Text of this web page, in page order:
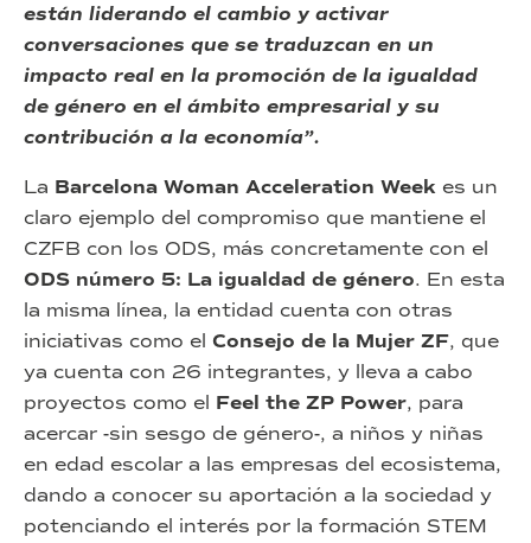
están liderando el cambio y activar
conversaciones que se traduzcan en un
impacto real en la promoción de la igualdad
de género en el ámbito empresarial y su
contribución a la economía”.
La Barcelona Woman Acceleration Week es un
claro ejemplo del compromiso que mantiene el
CZFB con los ODS, más concretamente con el
ODS número 5: La igualdad de género. En esta
la misma línea, la entidad cuenta con otras
iniciativas como el Consejo de la Mujer ZF, que
ya cuenta con 26 integrantes, y lleva a cabo
proyectos como el Feel the ZP Power, para
acercar -sin sesgo de género-, a niños y niñas
en edad escolar a las empresas del ecosistema,
dando a conocer su aportación a la sociedad y
potenciando el interés por la formación STEM